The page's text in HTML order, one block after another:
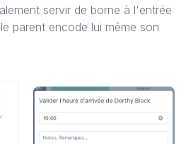
servir de borne à l'entrée
parent encode lui même son